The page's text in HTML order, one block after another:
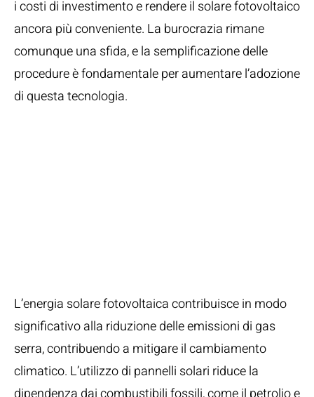
i costi di investimento e rendere il solare fotovoltaico
ancora più conveniente. La burocrazia rimane
comunque una sfida, e la semplificazione delle
procedure è fondamentale per aumentare l’adozione
di questa tecnologia.
L’energia solare fotovoltaica contribuisce in modo
significativo alla riduzione delle emissioni di gas
serra, contribuendo a mitigare il cambiamento
climatico. L’utilizzo di pannelli solari riduce la